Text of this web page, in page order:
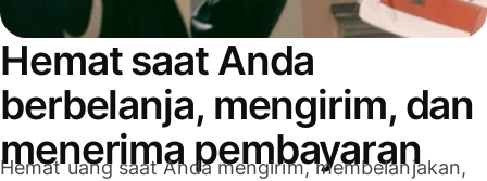
Hemat saat Anda
berbelanja, mengirim, dan
menerima pembayaran
Hemat uang saat Anda mengirim, membelanjakan,